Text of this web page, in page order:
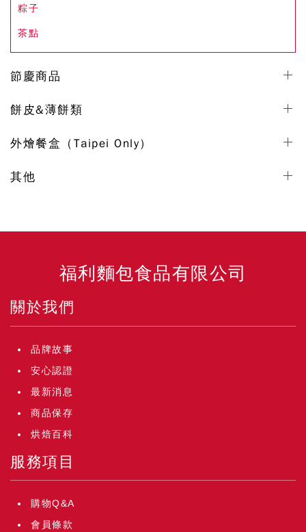
粽子
茶點
節慶商品
餅皮&薄餅類
外燴餐盒（Taipei Only）
其他
福利麵包食品有限公司
關於我們
品牌故事
安心認證
最新消息
商品保存
烘焙百科
服務項目
購物Q&A
會員條款